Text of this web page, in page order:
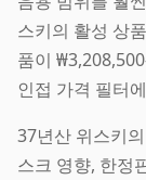
스키의 활성 상
품이
인접 가격 필터
37년산 위스키
스크 영향, 한정